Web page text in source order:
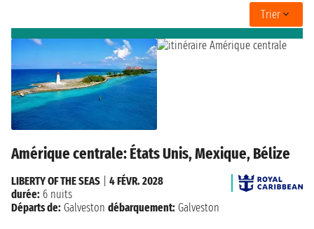
Trier
Amérique centrale: États Unis, Mexique, Bélize
LIBERTY OF THE SEAS
4 FÉVR. 2028
durée: 6 nuits
Départs de: Galveston débarquement: Galveston